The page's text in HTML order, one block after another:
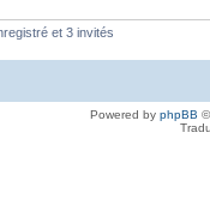
et 3 invités
Powered by phpBB